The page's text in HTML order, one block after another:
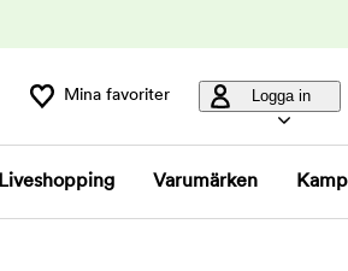
Mina favoriter Logga in
Liveshopping Varumärken